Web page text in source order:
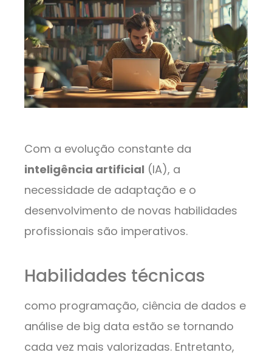
Com a evolução constante da
inteligência artificial (IA), a
necessidade de adaptação e o
desenvolvimento de novas habilidades
profissionais são imperativos.
Habilidades técnicas
como programação, ciência de dados e
análise de big data estão se tornando
cada vez mais valorizadas. Entretanto,